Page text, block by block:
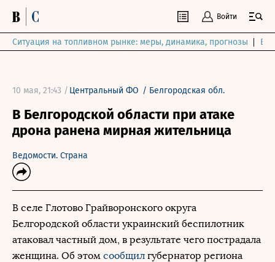
Войти
Ситуация на топливном рынке: меры, динамика, прогнозы
10 мая, 21:43 / Центральный ФО / Белгородская обл.
В Белгородской области при атаке
дрона ранена мирная жительница
Ведомости. Страна
В селе Глотово Грайворонского округа
Белгородской области украинский беспилотник
атаковал частный дом, в результате чего пострадала
женщина. Об этом сообщил губернатор региона